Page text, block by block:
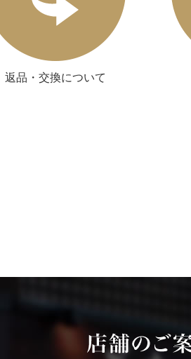
返品・交換について